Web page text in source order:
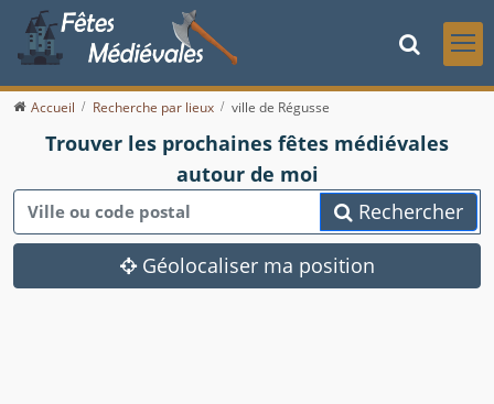
Accueil Recherche par lieux ville de Régusse
Trouver les prochaines fêtes médiévales
autour de moi
Rechercher
Géolocaliser ma position